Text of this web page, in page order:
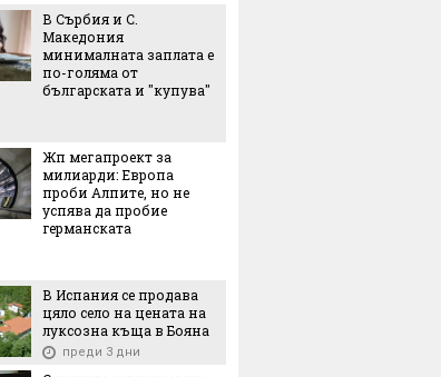
В Сърбия и С.
Македония
минималната заплата е
по-голяма от
българската и "купува"
Жп мегапроект за
милиарди: Европа
проби Алпите, но не
успява да пробие
германската
В Испания се продава
цяло село на цената на
луксозна къща в Бояна
преди 3 дни